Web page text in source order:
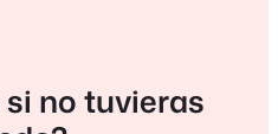
no tuvieras